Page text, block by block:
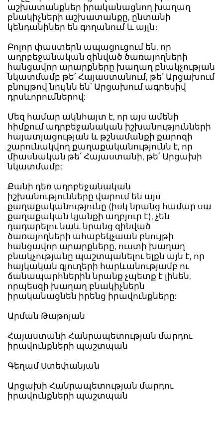
աշխատանքներ իրականացնող խաղաղ
բնակիչների աշխատանքը, ընտանի
կենդանիներ են գողանում և այլն։
Բոլոր փաստերն ապացուցում են, որ
ադրբեջանական զինված ծառայողների
հանցավոր արարքները խաղաղ բնակչության
նկատմամբ թե՛ Հայաստանում, թե՛ Արցախում
բնույթով նույնն են՝ Արցախում ագրեսիվ
դրսևորումներով:
Մեզ համար ակնհայտ է, որ այս ամենի
հիմքում ադրբեջանական իշխանությունների
հայատյացության և թշնամանքի քարոզի
շարունակվող քաղաքականությունն է, որ
միասնական թե՛ Հայաստանի, թե՛ Արցախի
նկատմամբ:
Քանի դեռ ադրբեջանական
իշխանությունները վարում են այս
քաղաքականությունը (իսկ նրանց համար սա
քաղաքական կյանքի աղբյուր է), չեն
դադարելու նաև նրանց զինված
ծառայողների ահաբեկչաան բնույթի
հանցավոր արարքները, ուստի խաղաղ
բնակչությանը պաշտպանելու ելքն այն է, որ
հայկական գյուղերի հարևանությամբ ու
ճանապարհներին նրանք չպետք է լինեն,
որպեսզի խաղաղ բնակիչներն
իրականացնեն իրենց իրավունքները:
Արման Թաթոյան
Հայաստանի Հանրապետության մարդու
իրավունքների պաշտպան
Գեղամ Ստեփանյան
Արցախի Հանրապետության մարդու
իրավունքների պաշտպան